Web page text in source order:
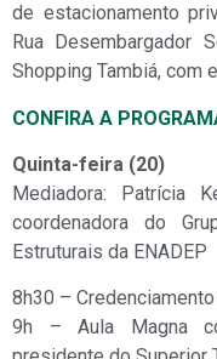
de estacionamento
Rua Desembargador
Shopping Tambiá, com
CONFIRA A
Quinta-feira (20)
Mediadora: Patrícia
coordenadora do
Estruturais da ENADEP
8h30 –
9h – Aula Magna